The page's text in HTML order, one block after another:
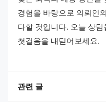
경험을 바탕으로 의뢰인
다할 것입니다. 오늘 상
첫걸음을 내딛어보세요.
관련 글